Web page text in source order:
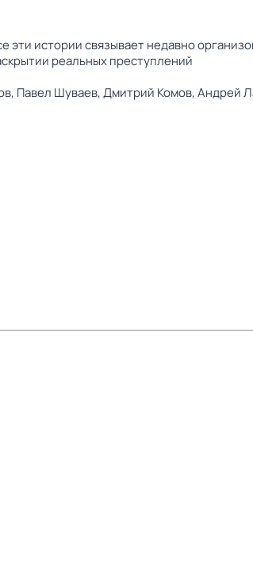
истории связывает недавно
реальных преступлений
Павел Шуваев,Дмитрий Комов,Андрей